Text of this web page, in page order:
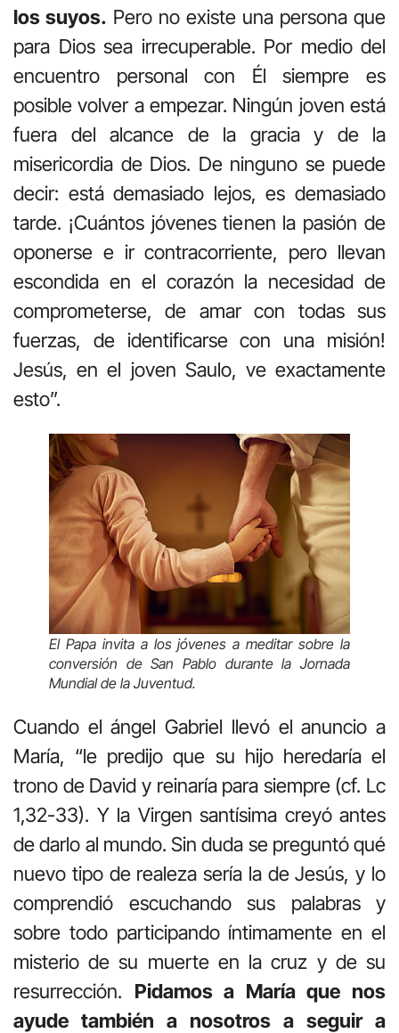
los suyos. Pero no existe una persona que
para Dios sea irrecuperable. Por medio del
encuentro personal con Él siempre es
posible volver a empezar. Ningún joven está
fuera del alcance de la gracia y de la
misericordia de Dios. De ninguno se puede
decir: está demasiado lejos, es demasiado
tarde. ¡Cuántos jóvenes tienen la pasión de
oponerse e ir contracorriente, pero llevan
escondida en el corazón la necesidad de
comprometerse, de amar con todas sus
fuerzas, de identificarse con una misión!
Jesús, en el joven Saulo, ve exactamente
esto”.
El Papa invita a los jóvenes a meditar sobre la
conversión de San Pablo durante la Jornada
Mundial de la Juventud.
Cuando el ángel Gabriel llevó el anuncio a
María, “le predijo que su hijo heredaría el
trono de David y reinaría para siempre (cf. Lc
1,32-33). Y la Virgen santísima creyó antes
de darlo al mundo. Sin duda se preguntó qué
nuevo tipo de realeza sería la de Jesús, y lo
comprendió escuchando sus palabras y
sobre todo participando íntimamente en el
misterio de su muerte en la cruz y de su
resurrección. Pidamos a María que nos
ayude también a nosotros a seguir a